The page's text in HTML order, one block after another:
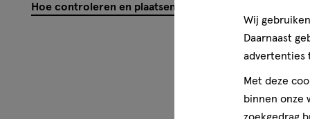
Hoe controleren en plaatsen wij reviews?
Wij
Daarnaast
advertenties
Met deze
binnen onze